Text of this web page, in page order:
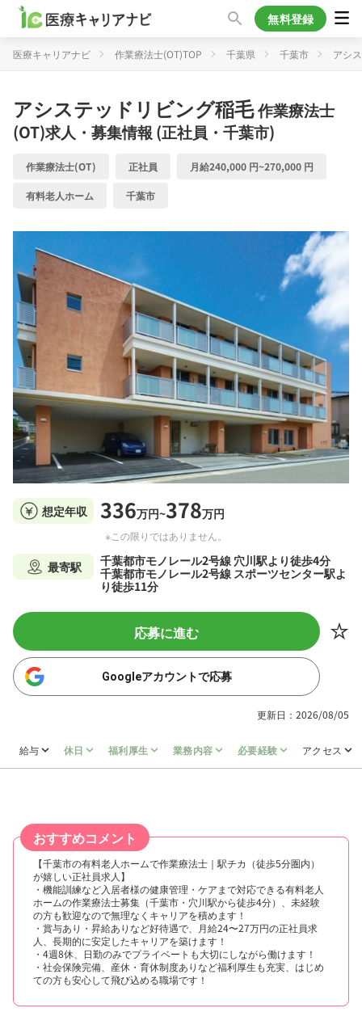
無料登録
医療キャリアナビ 作業療法士(OT)TOP 千葉県 千葉市 アシ
アシステッドリビング稲毛作業療法士
(OT)求人・募集情報 (正社員・千葉市)
作業療法士(OT) 正社員 月給240,000 円~270,000 円
有料老人ホーム 千葉市
想定年収 336万円~378万円
※この限りではありません。
最寄駅
千葉都市モノレール2号線 穴川駅より徒歩4分
千葉都市モノレール2号線 スポーツセンター駅よ
り徒歩11分
応募に進む
Googleアカウントで応募
更新日：2026/08/05
給与 休日 福利厚生 業務内容 必要経験 アクセス
おすすめコメント
【千葉市の有料老人ホームで作業療法士｜駅チカ（徒歩5分圏内）
が嬉しい正社員求人】
・機能訓練など入居者様の健康管理・ケアまで対応できる有料老人
ホームの作業療法士募集（千葉市・穴川駅から徒歩4分）、未経験
の方も歓迎なので無理なくキャリアを積めます！
・賞与あり・昇給ありなど好待遇で、月給24〜27万円の正社員求
人、長期的に安定したキャリアを築けます！
・4週8休、日勤のみでプライベートも大切にしながら働けます！
・社会保険完備、産休・育休制度ありなど福利厚生も充実、はじめ
ての方も安心して飛び込める職場です！